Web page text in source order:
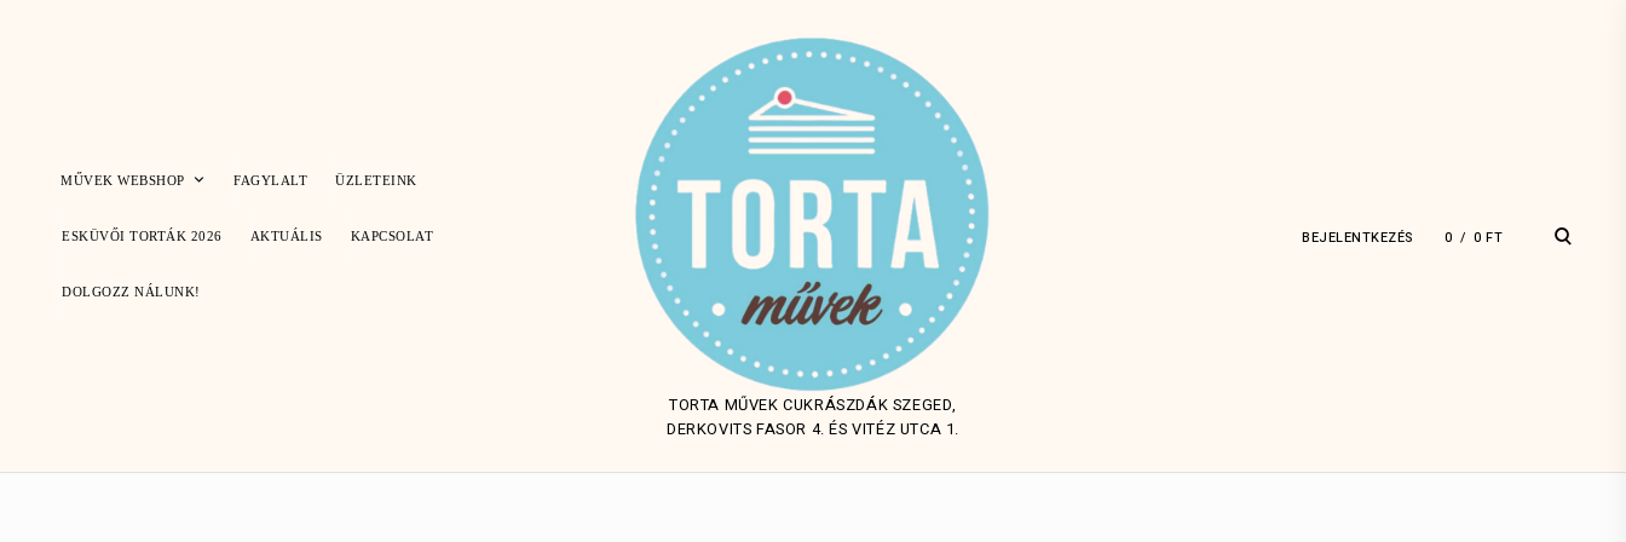
MŰVEK WEBSHOP FAGYLALT ÜZLETEINK
ESKÜVŐI TORTÁK 2026 AKTUÁLIS KAPCSOLAT
DOLGOZZ NÁLUNK!
TORTA MŰVEK CUKRÁSZDÁK SZEGED,
DERKOVITS FASOR 4. ÉS VITÉZ UTCA 1.
BEJELENTKEZÉS 0 0 FT
open